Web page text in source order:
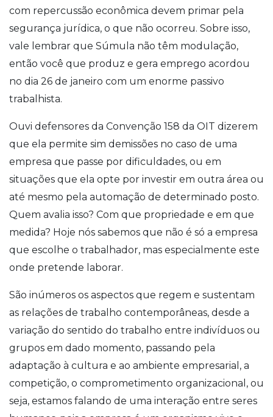
com repercussão econômica devem primar pela
segurança jurídica, o que não ocorreu. Sobre isso,
vale lembrar que Súmula não têm modulação,
então você que produz e gera emprego acordou
no dia 26 de janeiro com um enorme passivo
trabalhista.
Ouvi defensores da Convenção 158 da OIT dizerem
que ela permite sim demissões no caso de uma
empresa que passe por dificuldades, ou em
situações que ela opte por investir em outra área ou
até mesmo pela automação de determinado posto.
Quem avalia isso? Com que propriedade e em que
medida? Hoje nós sabemos que não é só a empresa
que escolhe o trabalhador, mas especialmente este
onde pretende laborar.
São inúmeros os aspectos que regem e sustentam
as relações de trabalho contemporâneas, desde a
variação do sentido do trabalho entre indivíduos ou
grupos em dado momento, passando pela
adaptação à cultura e ao ambiente empresarial, a
competição, o comprometimento organizacional, ou
seja, estamos falando de uma interação entre seres